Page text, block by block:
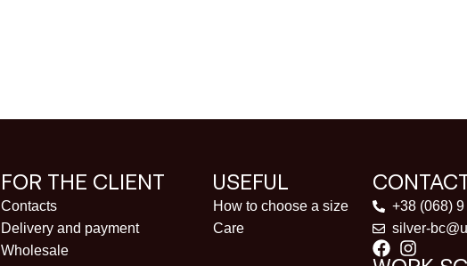
FOR THE CLIENT
Contacts
Delivery and payment
Wholesale
USEFUL
How to choose a size
Care
+38 (068)
silver-